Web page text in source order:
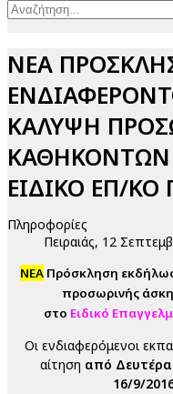
ΝΕΑ
ΚΑΛΥΨΗ
ΚΑΘΗΚΟΝΤΩΝ
ΕΙΔΙΚΟ ΕΠ/
Πληροφορίες
Πειραιάς, 12
ΝΕΑ Πρόσκληση
προσωρινής
στο Ειδικό
Οι ενδιαφερόμενοι
αίτηση από
16/9/